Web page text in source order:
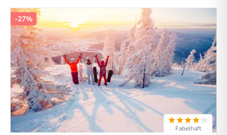
-27%
Fabelhaft